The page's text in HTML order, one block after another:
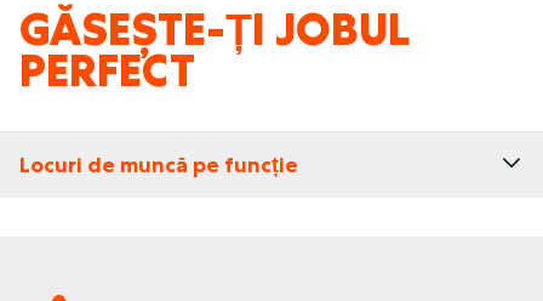
GĂSEȘTE-ȚI JOBUL
PERFECT
Locuri de muncă pe funcție